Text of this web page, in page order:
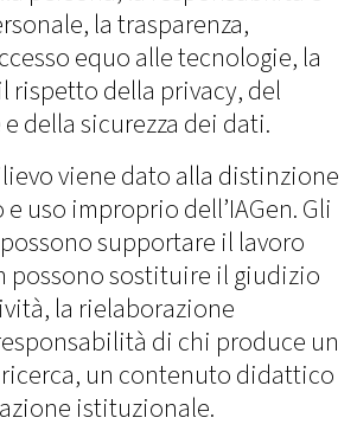
la trasparenza,
equo alle tecnologie, la
rispetto della privacy, del
della sicurezza dei dati.
viene dato alla distinzione
uso improprio dell’IAGen. Gli
supportare il lavoro
possono sostituire il giudizio
la rielaborazione
di chi produce un
un contenuto didattico
istituzionale.